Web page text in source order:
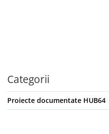
Categorii
Proiecte documentate HUB64